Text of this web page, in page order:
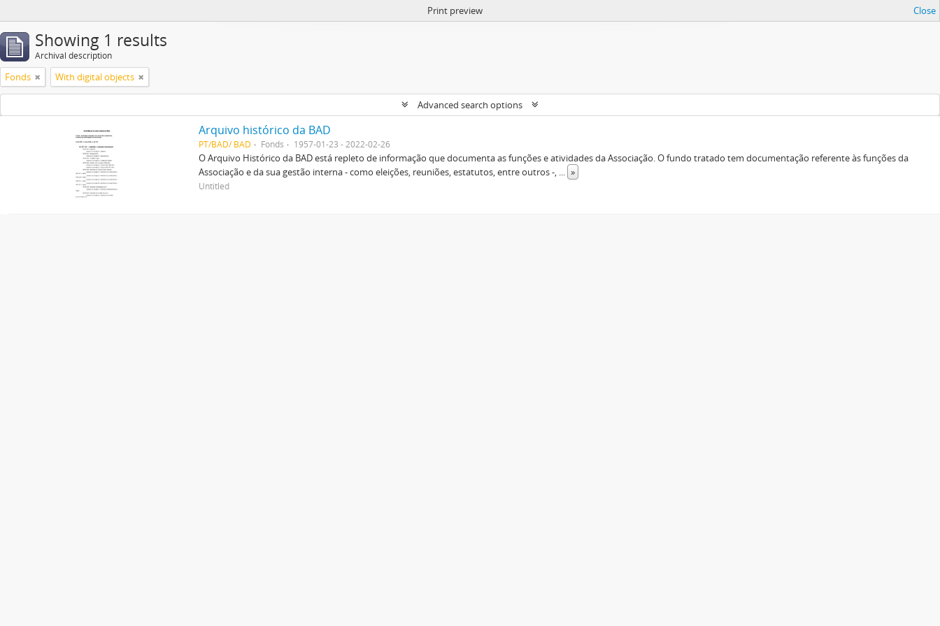
Print preview Close
Showing 1 results
Archival description
Fonds With digital objects
Advanced search options
Arquivo histórico da BAD
PT/BAD/ BAD Fonds 1957-01-23 - 2022-02-26
O Arquivo Histórico da BAD está repleto de informação que documenta as funções e atividades da Associação. O fundo tratado tem documentação referente às funções da
Associação e da sua gestão interna - como eleições, reuniões, estatutos, entre outros -, ... »
Untitled